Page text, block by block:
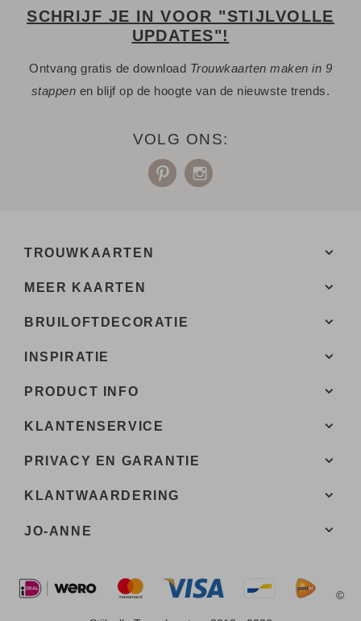
SCHRIJF JE IN VOOR "STIJLVOLLE
UPDATES"!
Ontvang gratis de download Trouwkaarten maken in 9
stappen en blijf op de hoogte van de nieuwste trends.
VOLG ONS:
TROUWKAARTEN
MEER KAARTEN
BRUILOFTDECORATIE
INSPIRATIE
PRODUCT INFO
KLANTENSERVICE
PRIVACY EN GARANTIE
KLANTWAARDERING
JO-ANNE
©